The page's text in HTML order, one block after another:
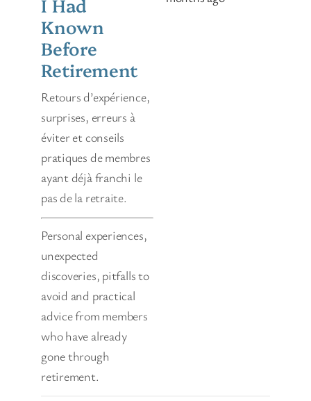
Known
Before
Retirement
Retours d’expérience,
surprises, erreurs à
éviter et conseils
pratiques de membres
ayant déjà franchi le
pas de la retraite.
Personal experiences,
unexpected
discoveries, pitfalls to
avoid and practical
advice from members
who have already
gone through
retirement.